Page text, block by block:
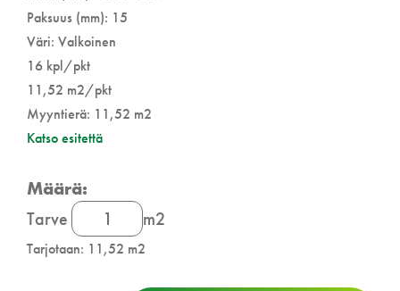
Paksuus (mm): 15
Väri: Valkoinen
16 kpl/pkt
11,52 m2/pkt
Myyntierä: 11,52 m2
Katso esitettä
TarveRockfon
Tropic
Plus
m2
Tarjotaan: 11,52 m2